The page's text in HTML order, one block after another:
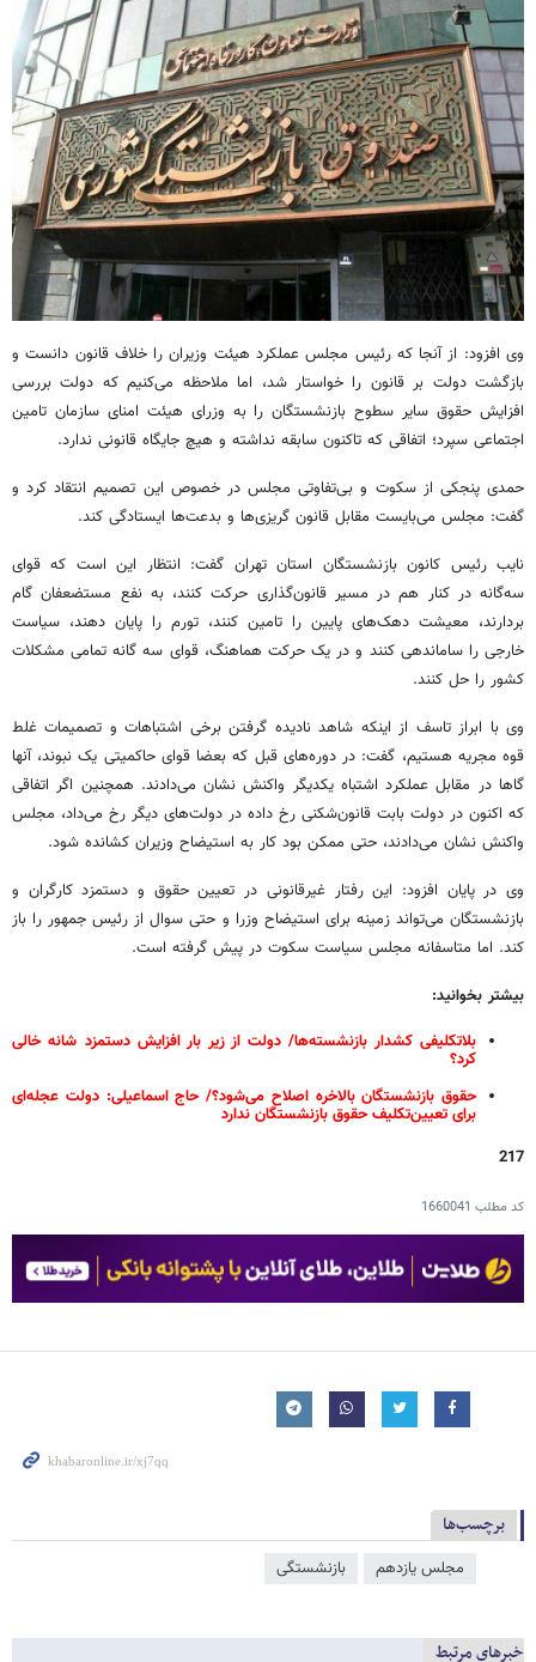
وی افزود: از آنجا که رئیس مجلس عملکرد هیئت وزیران را خلاف قانون دانست و
بازگشت دولت بر قانون را خواستار شد، اما ملاحظه می‌کنیم که دولت بررسی
افزایش حقوق سایر سطوح بازنشستگان را به وزرای هیئت امنای سازمان تامین
اجتماعی سپرد؛ اتفاقی که تاکنون سابقه نداشته و هیچ جایگاه قانونی ندارد.
حمدی پنجکی از سکوت و بی‌تفاوتی مجلس در خصوص این تصمیم انتقاد کرد و
گفت: مجلس می‌بایست مقابل قانون گریزی‌ها و بدعت‌ها ایستادگی کند.
نایب رئیس کانون بازنشستگان استان تهران گفت: انتظار این است که قوای
سه‌گانه در کنار هم در مسیر قانون‌گذاری حرکت کنند، به نفع مستضعفان گام
بردارند، معیشت دهک‌های پایین را تامین کنند، تورم را پایان دهند، سیاست
خارجی را ساماندهی کنند و در یک حرکت هماهنگ، قوای سه گانه تمامی مشکلات
کشور را حل کنند.
وی با ابراز تاسف از اینکه شاهد نادیده گرفتن برخی اشتباهات و تصمیمات غلط
قوه مجریه هستیم، گفت: در دوره‌های قبل که بعضا قوای حاکمیتی یک نبوند، آنها
گاها در مقابل عملکرد اشتباه یکدیگر واکنش نشان می‌دادند. همچنین اگر اتفاقی
که اکنون در دولت بابت قانون‌شکنی رخ داده در دولت‌های دیگر رخ می‌داد، مجلس
واکنش نشان می‌دادند، حتی ممکن بود کار به استیضاح وزیران کشانده شود.
وی در پایان افزود: این رفتار غیرقانونی در تعیین حقوق و دستمزد کارگران و
بازنشستگان می‌تواند زمینه برای استیضاح وزرا و حتی سوال از رئیس جمهور را باز
کند. اما متاسفانه مجلس سیاست سکوت در پیش گرفته است.
بیشتر بخوانید:
بلاتکلیفی کشدار بازنشسته‌ها/ دولت از زیر بار افزایش دستمزد شانه خالی
کرد؟
حقوق بازنشستگان بالاخره اصلاح می‌شود؟/ حاج اسماعیلی: دولت عجله‌ای
برای تعیین‌تکلیف حقوق بازنشستگان ندارد
217
کد مطلب 1660041
برچسب‌ها
مجلس یازدهم بازنشستگی
خبرهای مرتبط